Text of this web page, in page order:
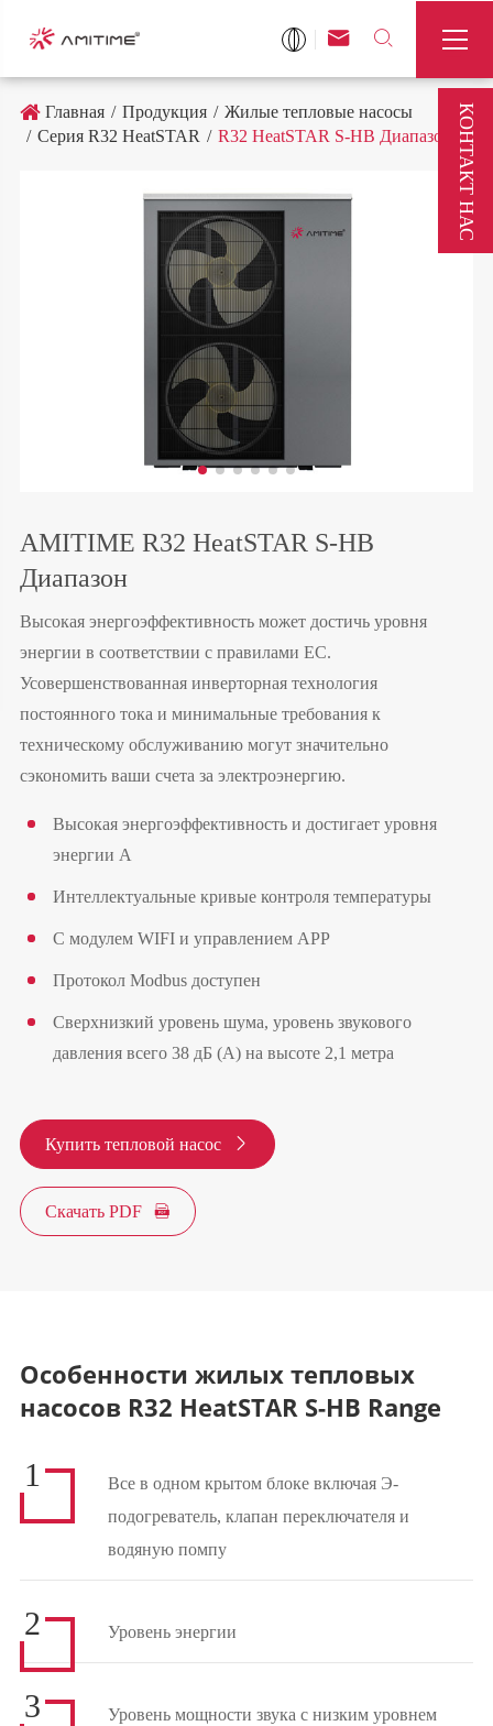
 

Главная Продукция
Жилые тепловые насосы
Серия R32 HeatSTAR
R32 HeatSTAR S-HB Диапазон
AMITIME R32 HeatSTAR S-HB
Диапазон
Высокая энергоэффективность может достичь уровня
энергии в соответствии с правилами ЕС.
Усовершенствованная инверторная технология
постоянного тока и минимальные требования к
техническому обслуживанию могут значительно
сэкономить ваши счета за электроэнергию.
Высокая энергоэффективность и достигает уровня
энергии А
Интеллектуальные кривые контроля температуры
С модулем WIFI и управлением APP
Протокол Modbus доступен
Сверхнизкий уровень шума, уровень звукового
давления всего 38 дБ (A) на высоте 2,1 метра
Купить тепловой насос 
Скачать PDF 
Особенности жилых тепловых
насосов R32 HeatSTAR S-HB Range
1
Все в одном крытом блоке включая Э-
подогреватель, клапан переключателя и
водяную помпу
2 Уровень энергии
3
Уровень мощности звука с низким уровнем
КОНТАКТ НАС